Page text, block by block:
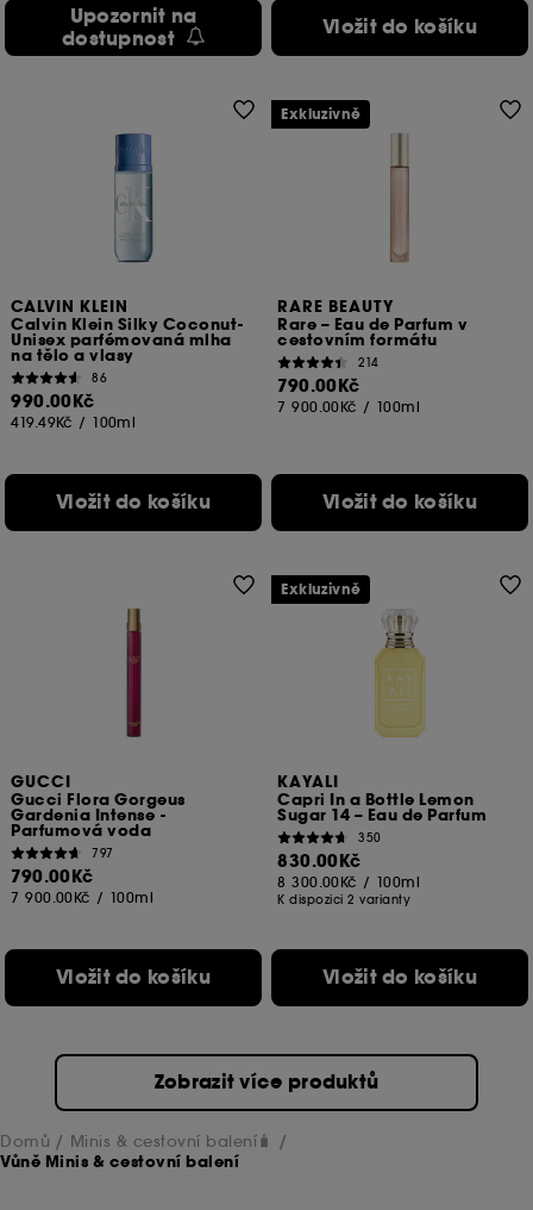
Upozornit na
dostupnost
Vložit do košíku
CALVIN KLEIN
Calvin Klein Silky Coconut-
Unisex parfémovaná mlha
na tělo a vlasy
86
990.00Kč
419.49Kč / 100ml
Vložit do košíku
RARE BEAUTY
Rare – Eau de Parfum v
cestovním formátu
214
790.00Kč
7 900.00Kč / 100ml
Vložit do košíku
Exkluzivně
GUCCI
Gucci Flora Gorgeus
Gardenia Intense -
Parfumová voda
797
790.00Kč
7 900.00Kč / 100ml
Vložit do košíku
KAYALI
Capri In a Bottle Lemon
Sugar 14 – Eau de Parfum
350
830.00Kč
8 300.00Kč / 100ml
K dispozici 2 varianty
Vložit do košíku
Exkluzivně
Zobrazit více produktů
Domů Minis & cestovní balení🧳
Vůně Minis & cestovní balení